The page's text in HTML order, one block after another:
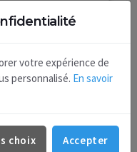
a
du
votre expérience de
personnalisé. En savoir
choix Accepter